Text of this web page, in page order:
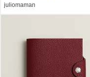
juliomaman